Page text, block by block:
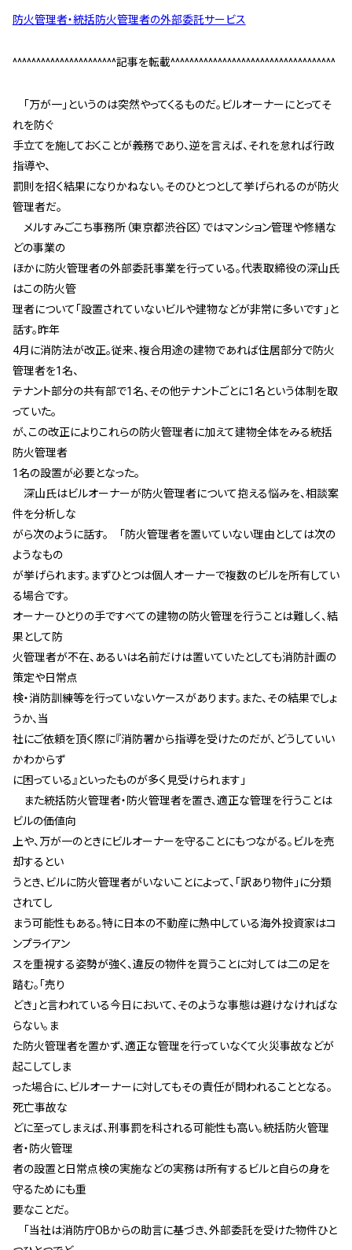
防火管理者・統括防火管理者の外部委託サービス
^^^^^^^^^^^^^^^^^^^^^^記事を転載^^^^^^^^^^^^^^^^^^^^^^^^^^^^^^^^^^^
「万が一」というのは突然やってくるものだ。ビルオーナーにとってそ
れを防ぐ
手立てを施しておくことが義務であり、逆を言えば、それを怠れば行政
指導や、
罰則を招く結果になりかねない。そのひとつとして挙げられるのが防火
管理者だ。
メルすみごこち事務所（東京都渋谷区）ではマンション管理や修繕な
どの事業の
ほかに防火管理者の外部委託事業を行っている。代表取締役の深山氏
はこの防火管
理者について「設置されていないビルや建物などが非常に多いです」と
話す。昨年
4月に消防法が改正。従来、複合用途の建物であれば住居部分で防火
管理者を1名、
テナント部分の共有部で1名、その他テナントごとに1名という体制を取
っていた。
が、この改正によりこれらの防火管理者に加えて建物全体をみる統括
防火管理者
1名の設置が必要となった。
深山氏はビルオーナーが防火管理者について抱える悩みを、相談案
件を分析しな
がら次のように話す。 「防火管理者を置いていない理由としては次の
ようなもの
が挙げられます。まずひとつは個人オーナーで複数のビルを所有してい
る場合です。
オーナーひとりの手ですべての建物の防火管理を行うことは難しく、結
果として防
火管理者が不在、あるいは名前だけは置いていたとしても消防計画の
策定や日常点
検・消防訓練等を行っていないケースがあります。また、その結果でしょ
うか、当
社にご依頼を頂く際に『消防署から指導を受けたのだが、どうしていい
かわからず
に困っている』といったものが多く見受けられます」
また統括防火管理者・防火管理者を置き、適正な管理を行うことは
ビルの価値向
上や、万が一のときにビルオーナーを守ることにもつながる。ビルを売
却するとい
うとき、ビルに防火管理者がいないことによって、「訳あり物件」に分類
されてし
まう可能性もある。特に日本の不動産に熱中している海外投資家はコ
ンプライアン
スを重視する姿勢が強く、違反の物件を買うことに対しては二の足を
踏む。「売り
どき」と言われている今日において、そのような事態は避けなければな
らない。ま
た防火管理者を置かず、適正な管理を行っていなくて火災事故などが
起こしてしま
った場合に、ビルオーナーに対してもその責任が問われることとなる。
死亡事故な
どに至ってしまえば、刑事罰を科される可能性も高い。統括防火管理
者・防火管理
者の設置と日常点検の実施などの実務は所有するビルと自らの身を
守るためにも重
要なことだ。
「当社は消防庁OBからの助言に基づき、外部委託を受けた物件ひと